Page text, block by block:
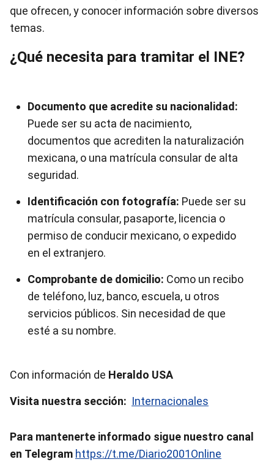
que ofrecen, y conocer información sobre diversos
temas.
¿Qué necesita para tramitar el INE?
Documento que acredite su nacionalidad:
Puede ser su acta de nacimiento,
documentos que acrediten la naturalización
mexicana, o una matrícula consular de alta
seguridad.
Identificación con fotografía: Puede ser su
matrícula consular, pasaporte, licencia o
permiso de conducir mexicano, o expedido
en el extranjero.
Comprobante de domicilio: Como un recibo
de teléfono, luz, banco, escuela, u otros
servicios públicos. Sin necesidad de que
esté a su nombre.
Con información de Heraldo USA
Visita nuestra sección: Internacionales
Para mantenerte informado sigue nuestro canal
en Telegram https://t.me/Diario2001Online